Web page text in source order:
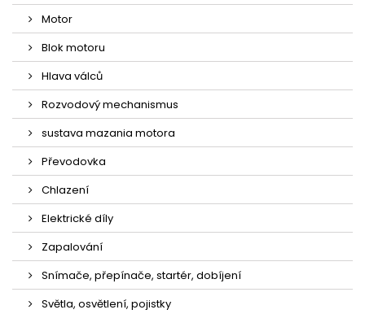
Motor
Blok motoru
Hlava válců
Rozvodový mechanismus
sustava mazania motora
Převodovka
Chlazení
Elektrické díly
Zapalování
Snímače, přepínače, startér, dobíjení
Světla, osvětlení, pojistky